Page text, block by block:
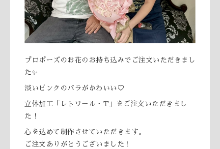
プロポーズのお花のお持ち込みでご注文いただきまし
た✨
淡いピンクのバラがかわいい♡
立体加工「レトワール・T」をご注文いただきまし
た！
心を込めて制作させていただきます。
ご注文ありがとうございました！